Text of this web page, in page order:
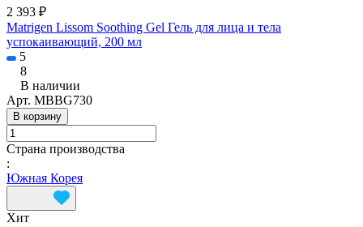
2 393 ₽
Matrigen Lissom Soothing Gel Гель для лица и тела
успокаивающий, 200 мл
5
8
В наличии
Арт. MBBG730
В корзину
Страна производства
:
Южная Корея
Хит